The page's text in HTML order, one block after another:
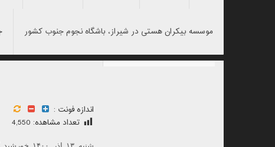
موسسه بیکران هستی در شیراز، باشگاه نجوم جنوب کشور
اندازه فونت :
تعداد مشاهده: 4,550